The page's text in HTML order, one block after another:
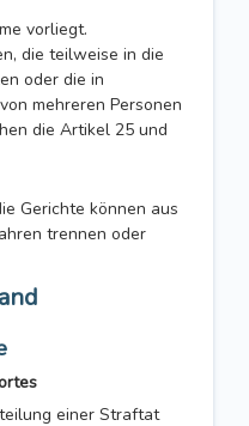
vorliegt.
die teilweise in die
oder die in
mehreren Personen
die Artikel 25 und
Gerichte können aus
trennen oder
einer Straftat